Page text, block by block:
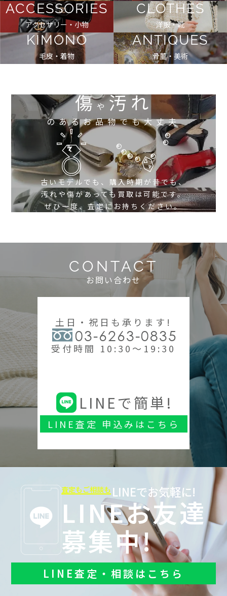
ACCESSORIES
アクセサリー・小物
CLOTHES
洋服・靴
KIMONO
毛皮・着物
ANTIQUES
骨董・美術
傷や 汚れ
のあるお品物でも大丈夫
古いモデルでも、購入時期が昔でも、
汚れや傷があっても買取は可能です。
ぜひ一度、査定にお持ちください。
CONTACT
お問い合わせ
土日・祝日も承ります!
03-6263-0835
受付時間 10:30～19:30
LINEで簡単!
LINE査定 申込みはこちら
査定もご相談も LINEでお気軽に!
LINEお友達
募集中!
LINE査定・相談はこちら